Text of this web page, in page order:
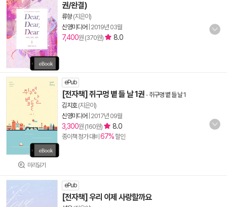
권/완결)
류향(지은이)
신영미디어 2019년 03월
7,400원 (370원) 8.0
미리읽기
ePub
[전자책] 쥐구멍 볕 들 날 1권 -쥐구멍 볕 들 날 1
김지호(지은이)
신영미디어 2017년 09월
3,300원 (160원) 8.0
종이책 정가 대비 67%할인
ePub
[전자책] 우리 이제 사랑할까요